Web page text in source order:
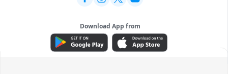
Download App from
ADVERTISEMENT